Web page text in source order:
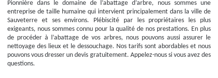
Pionnière dans le domaine de l’abattage d’arbre, nous sommes une
entreprise de taille humaine qui intervient principalement dans la ville de
Sauveterre et ses environs. Plébiscité par les propriétaires les plus
exigeants, nous sommes connu pour la qualité de nos prestations. En plus
de procéder à l’abattage de vos arbres, nous pouvons aussi assurer le
nettoyage des lieux et le dessouchage. Nos tarifs sont abordables et nous
pouvons vous dresser un devis gratuitement. Appelez-nous si vous avez des
questions.